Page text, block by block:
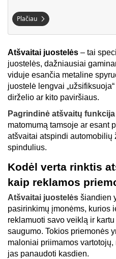
Plačiau
Atšvaitai juostelės – tai
juostelės, dažniausiai
viduje esančia metaline
juostelė lengvai
dirželio ar kito paviršiaus.
Pagrindinė atšvaitų funkcija
matomumą tamsoje ar esant
atšvaitai atspindi automobilių
spindulius.
Kodėl verta rinktis
kaip reklamos
Atšvaitai juostelės šiandien
pasirinkimų įmonėms, kurios
reklamuoti savo veiklą ir
saugumo. Tokios priemonės
maloniai priimamos
jas panaudoti kasdien.